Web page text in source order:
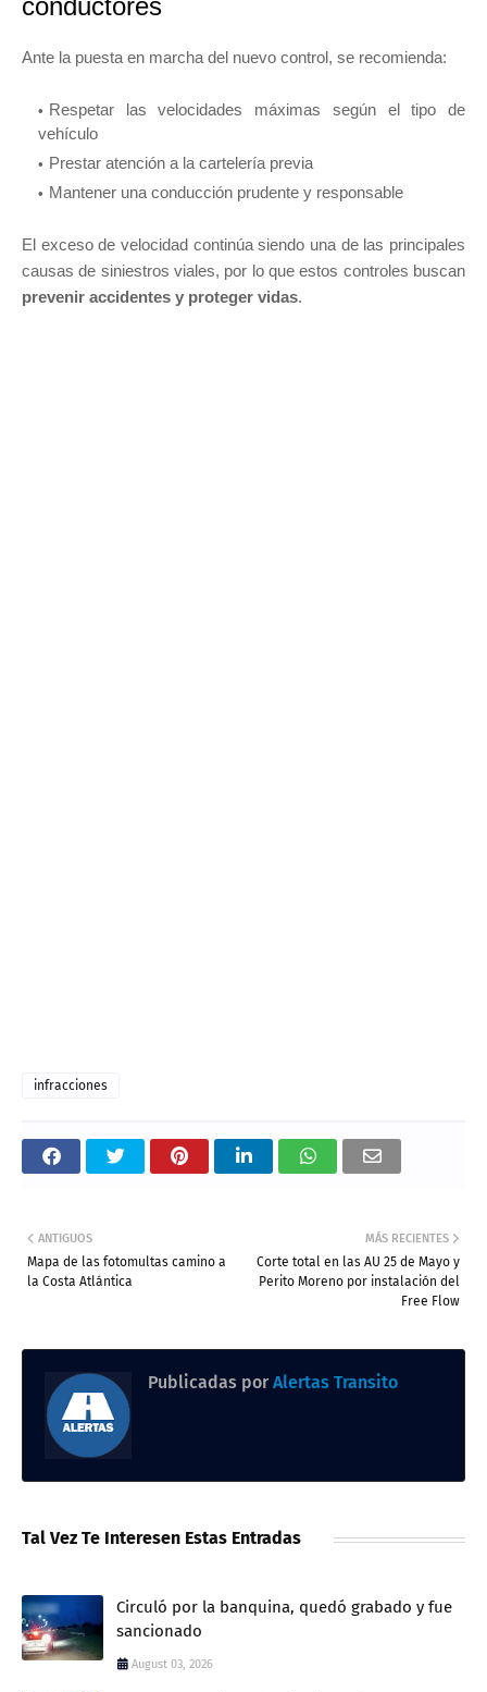
Ante la puesta en marcha del nuevo control, se recomienda:
Respetar las velocidades máximas según el tipo de
vehículo
Prestar atención a la cartelería previa
Mantener una conducción prudente y responsable
El exceso de velocidad continúa siendo una de las principales
causas de siniestros viales, por lo que estos controles buscan
prevenir accidentes y proteger vidas.
infracciones
MÁS RECIENTES
Corte total en las AU 25 de Mayo y
Perito Moreno por instalación del
Free Flow
ANTIGUOS
Mapa de las fotomultas camino a
la Costa Atlántica
Publicadas por Alertas Transito
Tal Vez Te Interesen Estas Entradas
Circuló por la banquina, quedó grabado y fue
sancionado
August 03, 2026